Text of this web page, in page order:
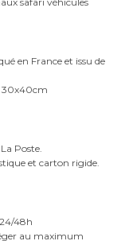
en France et issu de
30x40cm
Poste.
et carton rigide.
48h
au maximum